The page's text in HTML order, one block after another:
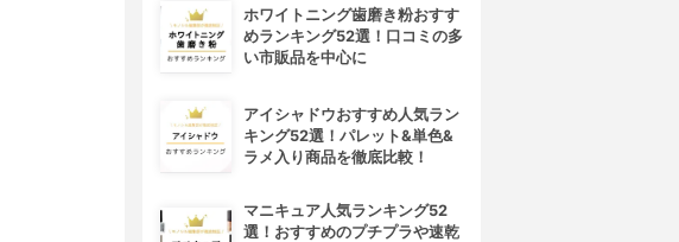
ホワイトニング歯磨き粉おすす
めランキング52選！口コミの多
い市販品を中心に
アイシャドウおすすめ人気ラン
キング52選！パレット&単色&
ラメ入り商品を徹底比較！
マニキュア人気ランキング52
選！おすすめのプチプラや速乾